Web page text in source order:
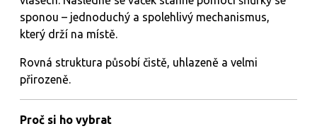
sponou – jednoduchý a spolehlivý mechanismus,
který drží na místě.
Rovná struktura působí čistě, uhlazeně a velmi
přirozeně.
Proč si ho vybrat